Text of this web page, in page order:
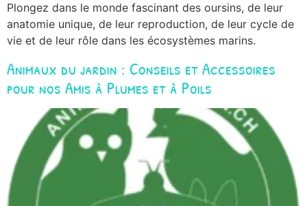
Plongez dans le monde fascinant des oursins, de leur
anatomie unique, de leur reproduction, de leur cycle de
vie et de leur rôle dans les écosystèmes marins.
Animaux du jardin : Conseils et Accessoires
pour nos Amis à Plumes et à Poils